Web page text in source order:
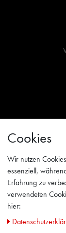
Cookies
Wir nutzen
essenziell,
Erfahrung zu
verwendeten
hier: